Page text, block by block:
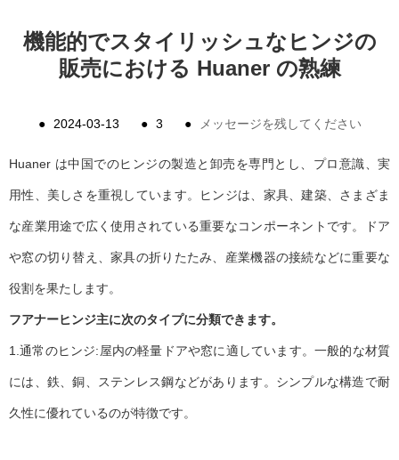
機能的でスタイリッシュなヒンジの
販売における Huaner の熟練
● 2024-03-13 ● 3 ● メッセージを残してください
Huaner は中国でのヒンジの製造と卸売を専門とし、プロ意識、実
用性、美しさを重視しています。ヒンジは、家具、建築、さまざま
な産業用途で広く使用されている重要なコンポーネントです。ドア
や窓の切り替え、家具の折りたたみ、産業機器の接続などに重要な
役割を果たします。
フアナーヒンジ主に次のタイプに分類できます。
1.通常のヒンジ:屋内の軽量ドアや窓に適しています。一般的な材質
には、鉄、銅、ステンレス鋼などがあります。シンプルな構造で耐
久性に優れているのが特徴です。